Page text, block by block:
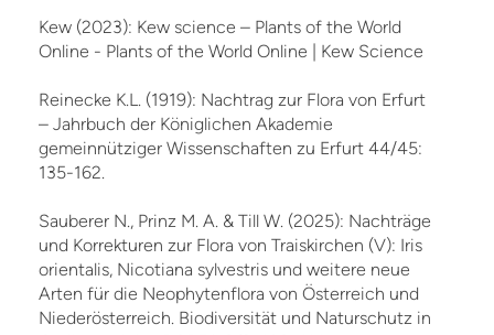
Kew (2023): Kew science – Plants of the World
Online - Plants of the World Online | Kew Science
Reinecke K.L. (1919): Nachtrag zur Flora von Erfurt
– Jahrbuch der Königlichen Akademie
gemeinnütziger Wissenschaften zu Erfurt 44/45:
135-162.
Sauberer N., Prinz M. A. & Till W. (2025): Nachträge
und Korrekturen zur Flora von Traiskirchen (V): Iris
orientalis, Nicotiana sylvestris und weitere neue
Arten für die Neophytenflora von Österreich und
Niederösterreich. Biodiversität und Naturschutz in